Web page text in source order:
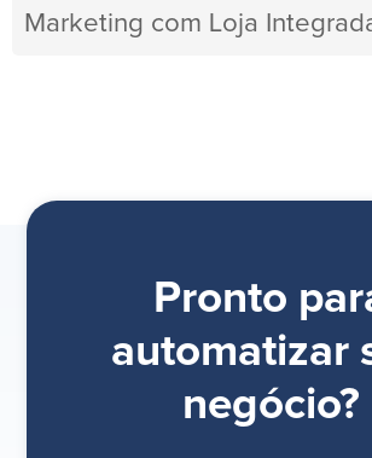
Marketing com Loja
Pronto
automatizar
negócio?